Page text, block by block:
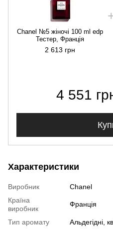
Chanel №5 жіночі 100 ml edp
Тестер, Франція
2 613 грн
4 551
Характеристики
Виробник
Chanel
Країна
виробник
Франція
Тип аромату
Альдегідні,